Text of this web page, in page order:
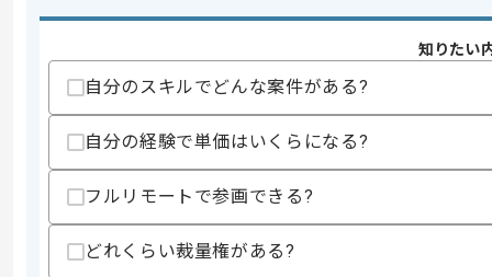
特徴 20代活躍中 , 30代活躍
スキル
・SQLを用いた開発経験
歓迎スキル
・上流工程の経験
・Snowflakeを用いた開発経験
・Tableauを用いた開発経験
知りたい
自分のスキルでどんな案件がある?
自分の経験で単価はいくらになる?
フルリモートで参画できる?
どれくらい裁量権がある?